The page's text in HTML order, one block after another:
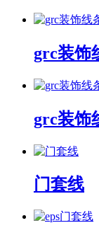
grc装饰
grc装饰
门套线